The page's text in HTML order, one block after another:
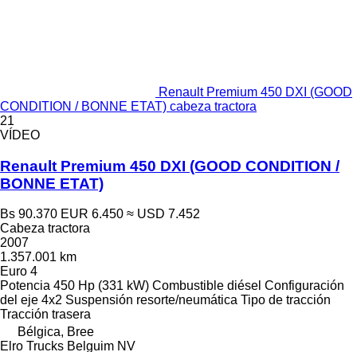
Renault Premium 450 DXI (GOOD
CONDITION / BONNE ETAT) cabeza tractora
21
VÍDEO
Renault Premium 450 DXI (GOOD CONDITION /
BONNE ETAT)
Bs 90.370 EUR 6.450 ≈ USD 7.452
Cabeza tractora
2007
1.357.001 km
Euro 4
Potencia 450 Hp (331 kW) Combustible diésel Configuración
del eje 4x2 Suspensión resorte/neumática Tipo de tracción
Tracción trasera
Bélgica, Bree
Elro Trucks Belguim NV